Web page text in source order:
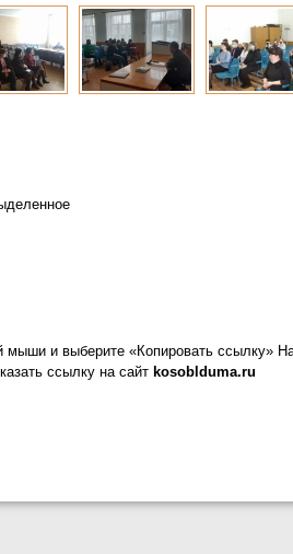
мыши и выберите «Копировать ссылку»
ссылку на сайт kosoblduma.ru